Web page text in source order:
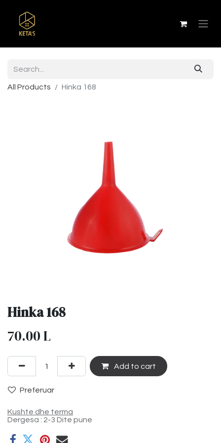
All Products Hinka 168
Hinka 168
70.00L
Add to cart
Preferuar
Kushte dhe terma
Dergesa : 2-3 Dite pune